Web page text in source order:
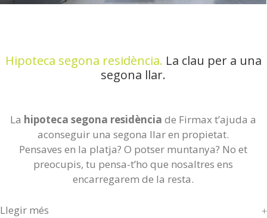
Hipoteca segona residència. La clau per a una
segona llar.
La hipoteca segona residència de Firmax t’ajuda a
aconseguir una segona llar en propietat.
Pensaves en la platja? O potser muntanya? No et
preocupis, tu pensa-t’ho que nosaltres ens
encarregarem de la resta.
Llegir més